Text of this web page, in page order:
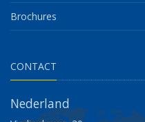
Brochures
CONTACT
Nederland